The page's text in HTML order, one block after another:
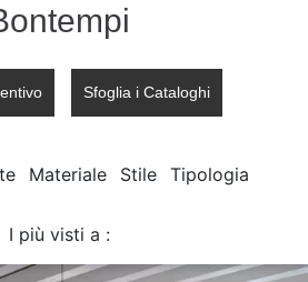
Sfoglia i Cataloghi
Materiale Stile Tipologia
I più visti a :